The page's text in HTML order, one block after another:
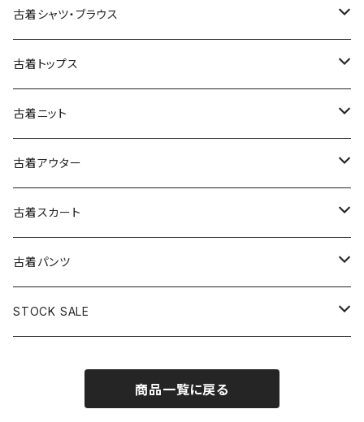
古着長袖ワンピース
古着半袖ワンピース
古着ノースリーブワンピース
古着キャミソールワンピース
古着ベアトップワンピース
古着オールインワン
古着オーバーオール
古着シャツ・ブラウス
古着長袖シャツ・ブラウス
古着半袖シャツ・ブラウス
古着ノースリーブシャツ・ブラウス
古着トップス
古着スウェット&パーカー
古着スウェット
古着パーカー
古着プルオーバー
古着長袖プルオーバー
古着半袖プルオーバー
古着Ｔシャツ
古着長袖Ｔシャツ
古着半袖Ｔシャツ
古着ベスト
古着キャミソール
古着ポロシャツ
古着ニット
古着セーター
古着カーディガン
古着半袖ニット
古着ニットアウター
古着アウター
古着ライトジャケット
古着ライトコート
古着ヘビージャケット
古着スカート
古着ロング丈スカート (丈76cm-)
古着膝丈スカート (丈56-75cm)
古着ミニ丈スカート (丈56-75cm)
古着パンツ
古着ロング丈パンツ
STOCK SALE
Autumn / Winter
商品一覧に戻る